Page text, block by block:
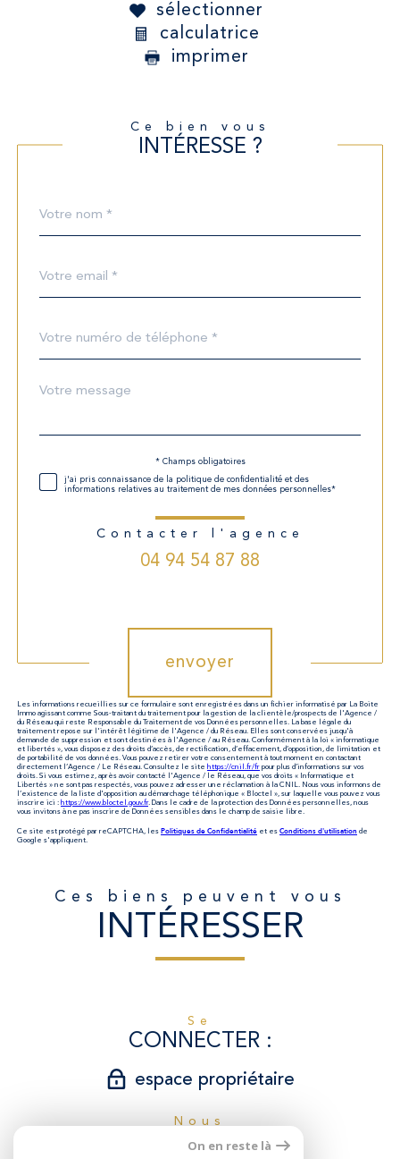
sélectionner
calculatrice
imprimer
Ce bien vous
INTÉRESSE ?
par
défaut
*
*
*
Fieldset
Message
*
* Champs obligatoires
j'ai pris connaissance de la politique de confidentialité et des
informations relatives au traitement de mes données personnelles*
Contacter l'agence
04 94 54 87 88
envoyer
Les informations recueillies sur ce formulaire sont enregistrées dans un fichier informatisé par La Boite
Immo agissant comme Sous-traitant du traitement pour la gestion de la clientèle/prospects de l'Agence /
du Réseau qui reste Responsable du Traitement de vos Données personnelles. La base légale du
traitement repose sur l'intérêt légitime de l'Agence / du Réseau. Elles sont conservées jusqu'à
demande de suppression et sont destinées à l'Agence / au Réseau. Conformément à la loi « informatique
et libertés », vous disposez des droits d’accès, de rectification, d’effacement, d’opposition, de limitation et
de portabilité de vos données. Vous pouvez retirer votre consentement à tout moment en contactant
directement l’Agence / Le Réseau. Consultez le site https://cnil.fr/fr pour plus d’informations sur vos
droits. Si vous estimez, après avoir contacté l'Agence / le Réseau, que vos droits « Informatique et
Libertés » ne sont pas respectés, vous pouvez adresser une réclamation à la CNIL. Nous vous informons de
l’existence de la liste d'opposition au démarchage téléphonique « Bloctel », sur laquelle vous pouvez vous
inscrire ici : https://www.bloctel.gouv.fr. Dans le cadre de la protection des Données personnelles, nous
vous invitons à ne pas inscrire de Données sensibles dans le champ de saisie libre.
Ce site est protégé par reCAPTCHA, les Politiques de Confidentialité et es Conditions d'utilisation de
Google s'appliquent.
Ces biens peuvent vous
INTÉRESSER
se
CONNECTER
espace propriétaire
nous
SUIVRE
On en reste là